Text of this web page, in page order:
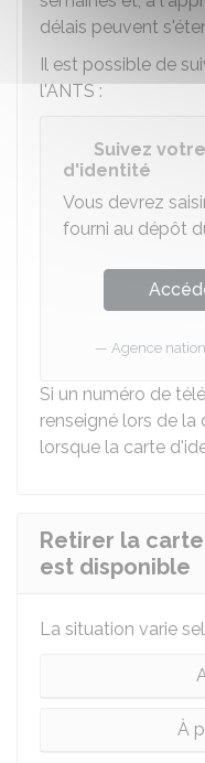
délais peuvent
Il est possible de
l'ANTS:
Suivez
d'identité
Vous devrez
fourni au dépôt
Agence
Si un numéro de
renseigné lors de la
lorsque la carte
Retirer la
est disponible
La situation varie
À